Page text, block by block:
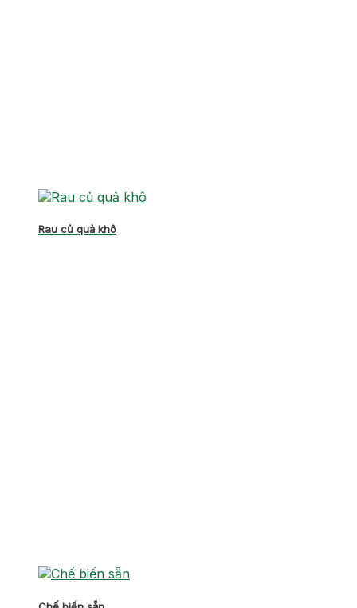
Rau củ quả khô